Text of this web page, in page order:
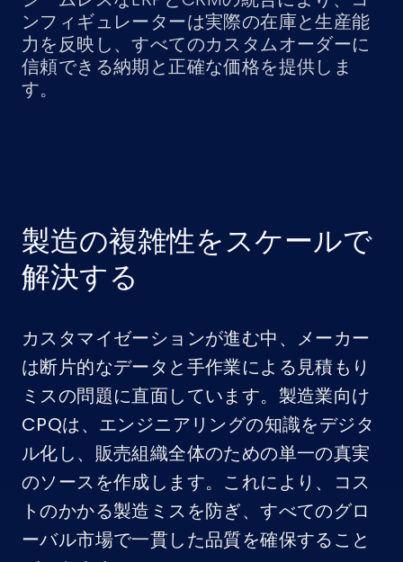
ンフィギュレーターは実際の在庫と生産能
力を反映し、すべてのカスタムオーダーに
信頼できる納期と正確な価格を提供しま
す。
製造の複雑性をスケールで
解決する
カスタマイゼーションが進む中、メーカー
は断片的なデータと手作業による見積もり
ミスの問題に直面しています。製造業向け
CPQは、エンジニアリングの知識をデジタ
ル化し、販売組織全体のための単一の真実
のソースを作成します。これにより、コス
トのかかる製造ミスを防ぎ、すべてのグロ
ーバル市場で一貫した品質を確保すること